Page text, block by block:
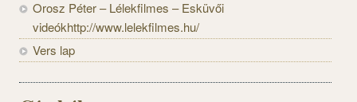
Orosz Péter – Lélekfilmes – Esküvői
videókhttp://www.lelekfilmes.hu/
Vers lap